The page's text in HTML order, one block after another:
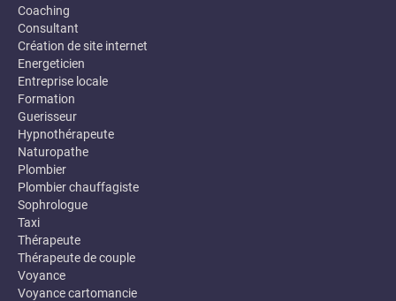
Coaching
Consultant
Création de site internet
Energeticien
Entreprise locale
Formation
Guerisseur
Hypnothérapeute
Naturopathe
Plombier
Plombier chauffagiste
Sophrologue
Taxi
Thérapeute
Thérapeute de couple
Voyance
Voyance cartomancie